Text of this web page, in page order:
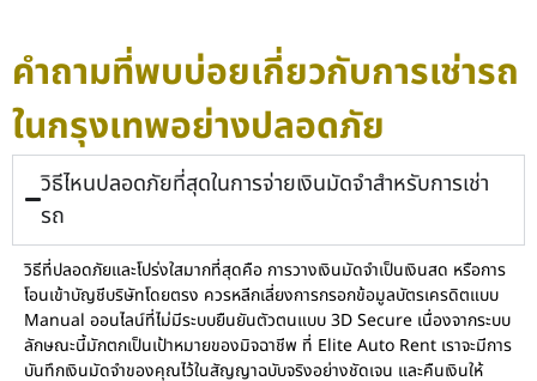
คำถามที่พบบ่อยเกี่ยวกับการเช่ารถ
ในกรุงเทพอย่างปลอดภัย
วิธีไหนปลอดภัยที่สุดในการจ่ายเงินมัดจำสำหรับการเช่า
รถ
วิธีที่ปลอดภัยและโปร่งใสมากที่สุดคือ การวางเงินมัดจำเป็นเงินสด หรือการ
โอนเข้าบัญชีบริษัทโดยตรง ควรหลีกเลี่ยงการกรอกข้อมูลบัตรเครดิตแบบ
Manual ออนไลน์ที่ไม่มีระบบยืนยันตัวตนแบบ 3D Secure เนื่องจากระบบ
ลักษณะนี้มักตกเป็นเป้าหมายของมิจฉาชีพ ที่ Elite Auto Rent เราจะมีการ
บันทึกเงินมัดจำของคุณไว้ในสัญญาฉบับจริงอย่างชัดเจน และคืนเงินให้